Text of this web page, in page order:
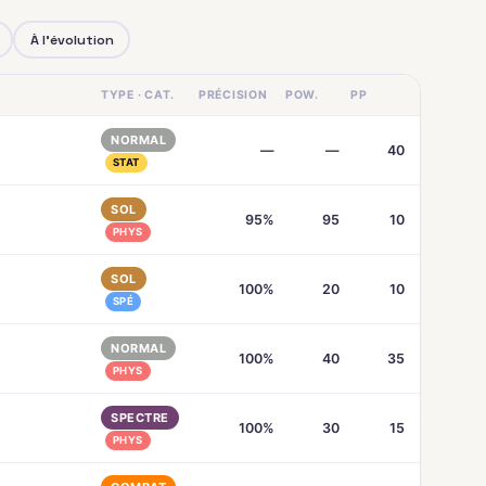
À l'évolution
TYPE · CAT. PRÉCISION POW. PP
NORMAL
STAT
— — 40
SOL
PHYS
95% 95 10
SOL
SPÉ
100% 20 10
NORMAL
PHYS
100% 40 35
SPECTRE
PHYS
100% 30 15